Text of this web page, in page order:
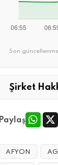
Son
Şirket
Paylaş
AFYON